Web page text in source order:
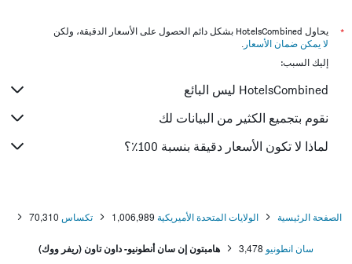
*
يحاول HotelsCombined بشكل دائم الحصول على الأسعار الدقيقة، ولكن
لا يمكن ضمان الأسعار .
إليك السبب:
HotelsCombined ليس البائع
نقوم بتجميع الكثير من البيانات لك
لماذا لا تكون الأسعار دقيقة بنسبة 100٪؟
الصفحة الرئيسية الولايات المتحدة الأميريكية 1,006,989 تكساس 70,310
سان انطونيو 3,478 هامبتون إن سان أنطونيو- داون تاون (ريفر ووك)